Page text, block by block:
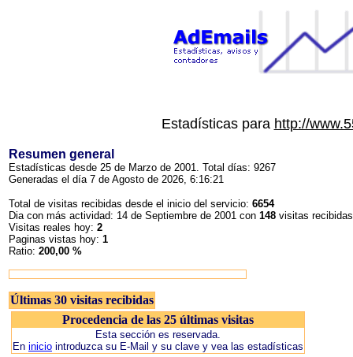
Estadísticas para http://
Resumen general
Estadísticas desde 25 de Marzo de 2001. Total días: 9267
Generadas el día 7 de Agosto de 2026, 6:16:21
Total de visitas recibidas desde el inicio del servicio: 6654
Dia con más actividad: 14 de Septiembre de 2001 con 148 visitas
Visitas reales hoy: 2
Paginas vistas hoy: 1
Ratio: 200,00 %
Últimas 30 visitas recibidas
Procedencia de las 25 últimas visitas
Esta sección es reservada.
En inicio introduzca su E-Mail y su clave y vea las estadísticas